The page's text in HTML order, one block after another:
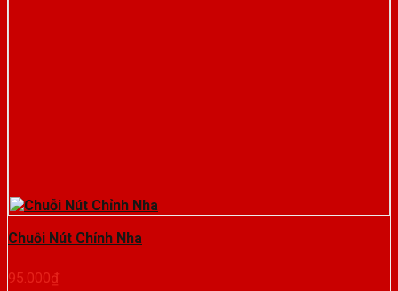
Chuỗi Nút Chỉnh Nha
95.000₫